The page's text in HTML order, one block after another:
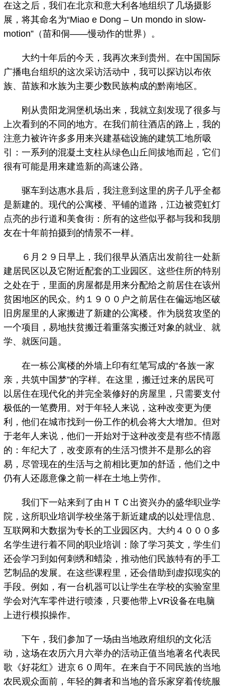
在这之后，我们在北京和意大利各地组织了几场摄影
展，将其命名为“Miao e Dong – Un mondo in slow-
motion”（苗和侗——慢动作的世界）。
大约十年后的今天，我再次来到贵州。在中国国际
广播电台组织的这次采访活动中，我可以探访以布依
族、苗族和水族为主要少数民族构成的黔南地区。
刚从贵阳龙洞堡机场出来，我就立刻发现了很多与
上次看到的不同的地方。在我们前往酒店的路上，我的
注意力被许许多多用来兴建基础设施的建筑工地所吸
引：一系列的混凝土支柱从绿色山丘间拔地而起，它们
很有可能是用来建造新的高速公路。
驱车到达惠水县后，我注意到这里的房子几乎全都
是新建的。现代的公寓楼、平铺的道路，江边被霓虹灯
点亮的步行道和美食街：所有的这些似乎都与我和我朋
友在十年前拍摄到的情景不一样。
６月２９日早上，我们很早从酒店出发前往一处新
建居民区以及它附近配套的工业园区。这些住所的特别
之处在于，里面的房屋都是用来分配给之前居住在该州
贫困地区的民众。约１９００户之前居住在偏远地区破
旧房屋里的人家搬进了新建的公寓楼。作为脱贫攻坚的
一个项目，易地扶贫搬迁着重落实搬迁对象的就业、就
学、就医问题。
在一栋公寓楼的外墙上印有红笔写成的“各族一家
亲，共筑中国梦”的字样。在这里，搬迁过来的居民可
以居住在现代化的并完全装修好的房屋里，只需要支付
极低的一笔费用。对于年轻人来说，这种改变更为便
利，他们在城市找到一份工作的机会将大大增加。但对
于老年人来说，他们一开始对于这种改变是有些不情愿
的：年纪大了，改变原有的生活习惯并不是那么的容
易，尽管现在的生活与之前相比更加的舒适，他们之中
仍有人还愿意像之前一样在土地上劳作。
我们下一站来到了由ＨＴＣ出资兴办的盛华职业学
院，这所职业培训学校坐落于新近建成的以处理信息、
互联网和大数据为专长的工业园区内。大约４０００多
名学生进行着不同的职业培训：除了学习英文，学生们
还会学习到如何刺绣和蜡染，推动他们民族特有的手工
艺制品的发展。在这些课程里，还会借助到虚拟现实的
手段。例如，有一台机器可以让学生在学校的实验室里
学会对汽车零件进行喷漆，只要他带上VR设备在电脑
上进行模拟操作。
下午，我们参加了一场由当地政府组织的文化活
动，这场在农历六月六举办的活动正值当地著名代表民
歌《好花红》进京６０周年。在来自于不同民族的当地
农民观众面前，年轻的舞者和当地的音乐家穿着传统服